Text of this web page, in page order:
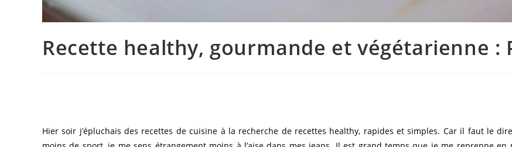
Recette healthy, gourmande et végétarienne :
Hier soir j’épluchais des recettes de cuisine à la recherche de recettes healthy, rapides et simples. Car il faut le